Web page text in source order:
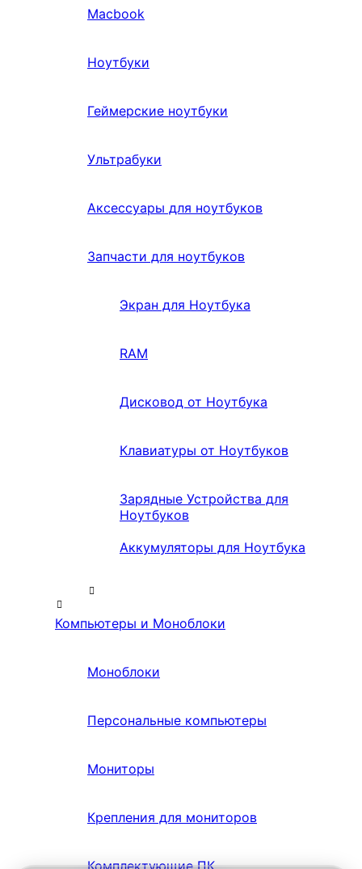
Macbook
Ноутбуки
Геймерские ноутбуки
Ультрабуки
Аксессуары для ноутбуков
Запчасти для ноутбуков
Экран для Ноутбука
RAM
Дисковод от Ноутбука
Клавиатуры от Ноутбуков
Зарядные Устройства для
Ноутбуков
Аккумуляторы для Ноутбука
Компьютеры и Моноблоки
Моноблоки
Персональные компьютеры
Мониторы
Крепления для мониторов
Комплектующие ПК